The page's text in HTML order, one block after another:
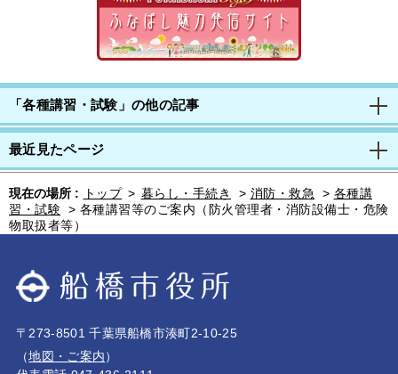
「各種講習・試験」の他の記事
最近見たページ
現在の場所 : トップ > 暮らし・手続き > 消防・救急 > 各種講
習・試験 > 各種講習等のご案内（防火管理者・消防設備士・危険
物取扱者等）
〒273-8501 千葉県船橋市湊町2-10-25
（地図・ご案内）